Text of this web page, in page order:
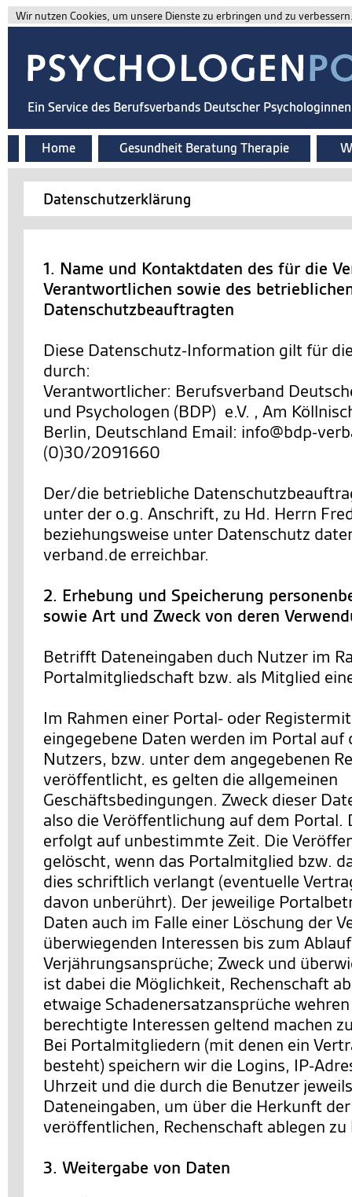
Wir nutzen Cookies, um unsere Dienste zu erbringen und zu
Ein Service des Berufsverbands Deutscher
Home Gesundheit Beratung Therapie
Datenschutzerklärung
1. Name und Kontaktdaten des für die
Verantwortlichen sowie des
Datenschutzbeauftragten
Diese Datenschutz-Information gilt für
durch:
Verantwortlicher: Berufsverband
und Psychologen (BDP) e.V. , Am
Berlin, Deutschland Email: info@bdp-
(0)30/2091660
Der/die betriebliche
unter der o.g. Anschrift, zu Hd. Herrn
beziehungsweise unter Datenschutz
verband.de erreichbar.
2. Erhebung und Speicherung
sowie Art und Zweck von deren
Betrifft Dateneingaben duch Nutzer im
Portalmitgliedschaft bzw. als Mitglied
Im Rahmen einer Portal- oder
eingegebene Daten werden im Portal auf
Nutzers, bzw. unter dem angegebenen
veröffentlicht, es gelten die allgemeinen
Geschäftsbedingungen. Zweck dieser
also die Veröffentlichung auf dem Portal.
erfolgt auf unbestimmte Zeit. Die
gelöscht, wenn das Portalmitglied bzw.
dies schriftlich verlangt (eventuelle
davon unberührt). Der jeweilige
Daten auch im Falle einer Löschung der
überwiegenden Interessen bis zum
Verjährungsansprüche; Zweck und
ist dabei die Möglichkeit, Rechenschaft
etwaige Schadenersatzansprüche
berechtigte Interessen geltend machen
Bei Portalmitgliedern (mit denen ein
besteht) speichern wir die Logins, IP-
Uhrzeit und die durch die Benutzer
Dateneingaben, um über die Herkunft
veröffentlichen, Rechenschaft ablegen zu
3. Weitergabe von Daten